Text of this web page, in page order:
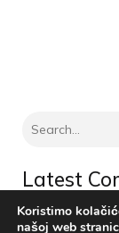
Latest
Nema
Koristimo
našoj web